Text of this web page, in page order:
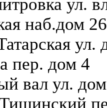
ул.
наб.дом 26
ул.
пер. дом 4
вал ул.